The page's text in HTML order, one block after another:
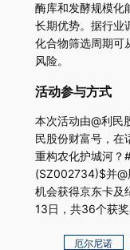
酶库和发酵规模化
长期优势。据行业
化合物筛选周期可
风险。
活动参与方式
本次活动由@利民
民股份财富号，在
重构农化护城河？
(SZ002734)$并@
机会获得京东卡及
13日，共36个获奖
厄尔尼诺